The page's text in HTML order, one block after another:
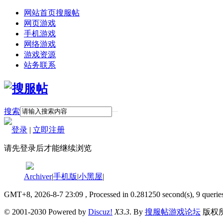
网站首页搜服帖
网页游戏
手机游戏
网络游戏
游戏资源
站务联系
搜索
登录 | 立即注册
请先登录后才能继续浏览
Archiver|手机版|小黑屋|
GMT+8, 2026-8-7 23:09 , Processed in 0.281250 second(s), 9
© 2001-2030 Powered by Discuz! X3.3. By 搜服帖游戏论坛 版权